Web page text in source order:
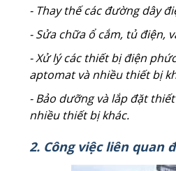
- Thay thế các đường dây
- Sửa chữa ổ cắm, tủ điện,
- Xử lý các thiết bị điện
aptomat và nhiều thiết bị
- Bảo dưỡng và lắp đặt
nhiều thiết bị khác.
2. Công việc liên quan